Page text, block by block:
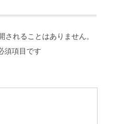
されることはありません。
須項目です